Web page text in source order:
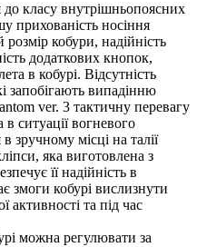
до класу внутрішньопоясних
прихованість носіння
кобури, надійність
додаткових кнопок,
в кобурі. Відсутність
запобігають випадінню
ver. 3 тактичну перевагу
ситуації вогневого
зручному місці на талії
яка виготовлена з
її надійність в
змоги кобурі вислизнути
активності та під час
можна регулювати за